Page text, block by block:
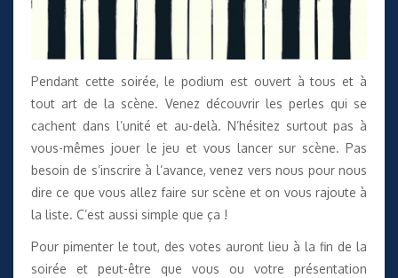
Pendant cette soirée, le podium est ouvert à tous et à
tout art de la scène. Venez découvrir les perles qui se
cachent dans l’unité et au-delà. N’hésitez surtout pas à
vous-mêmes jouer le jeu et vous lancer sur scène. Pas
besoin de s’inscrire à l’avance, venez vers nous pour nous
dire ce que vous allez faire sur scène et on vous rajoute à
la liste. C’est aussi simple que ça !
Pour pimenter le tout, des votes auront lieu à la fin de la
soirée et peut-être que vous ou votre présentation